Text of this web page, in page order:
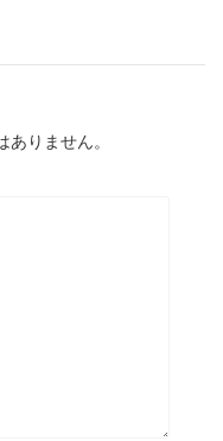
りません。